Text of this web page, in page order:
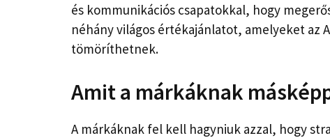
és kommunikációs csapatokkal, hogy
néhány világos értékajánlatot, amelyeket az
tömöríthetnek.
Amit a márkáknak
A márkáknak fel kell hagyniuk azzal, hogy